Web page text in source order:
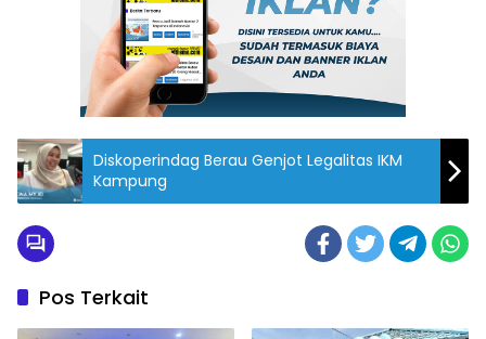
Diskoperindag Berau Genjot Legalitas IKM
Kampung
Pos Terkait